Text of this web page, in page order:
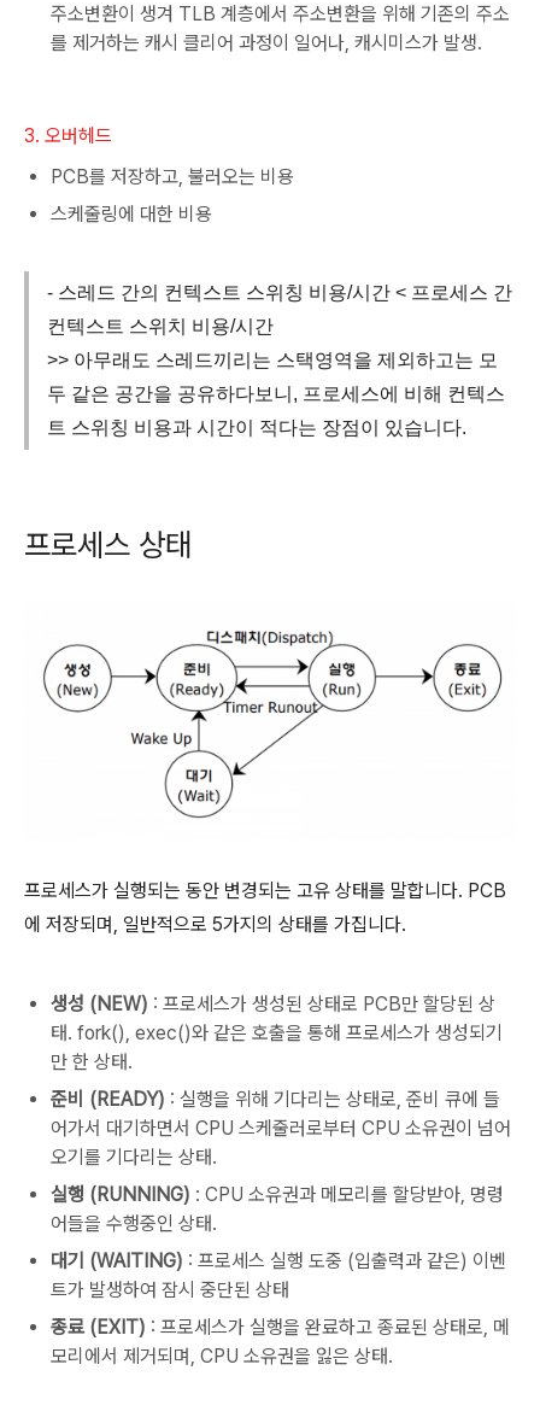
주소변환이 생겨 TLB 계층에서 주소변환을 위해 기존의 주소
를 제거하는 캐시 클리어 과정이 일어나, 캐시미스가 발생.
3. 오버헤드
PCB를 저장하고, 불러오는 비용
스케줄링에 대한 비용
- 스레드 간의 컨텍스트 스위칭 비용/시간 < 프로세스 간
컨텍스트 스위치 비용/시간
>> 아무래도 스레드끼리는 스택영역을 제외하고는 모
두 같은 공간을 공유하다보니, 프로세스에 비해 컨텍스
트 스위칭 비용과 시간이 적다는 장점이 있습니다.
프로세스 상태
프로세스가 실행되는 동안 변경되는 고유 상태를 말합니다. PCB
에 저장되며, 일반적으로 5가지의 상태를 가집니다.
생성 (NEW) : 프로세스가 생성된 상태로 PCB만 할당된 상
태. fork(), exec()와 같은 호출을 통해 프로세스가 생성되기
만 한 상태.
준비 (READY) : 실행을 위해 기다리는 상태로, 준비 큐에 들
어가서 대기하면서 CPU 스케줄러로부터 CPU 소유권이 넘어
오기를 기다리는 상태.
실행 (RUNNING) : CPU 소유권과 메모리를 할당받아, 명령
어들을 수행중인 상태.
대기 (WAITING) : 프로세스 실행 도중 (입출력과 같은) 이벤
트가 발생하여 잠시 중단된 상태
종료 (EXIT) : 프로세스가 실행을 완료하고 종료된 상태로, 메
모리에서 제거되며, CPU 소유권을 잃은 상태.